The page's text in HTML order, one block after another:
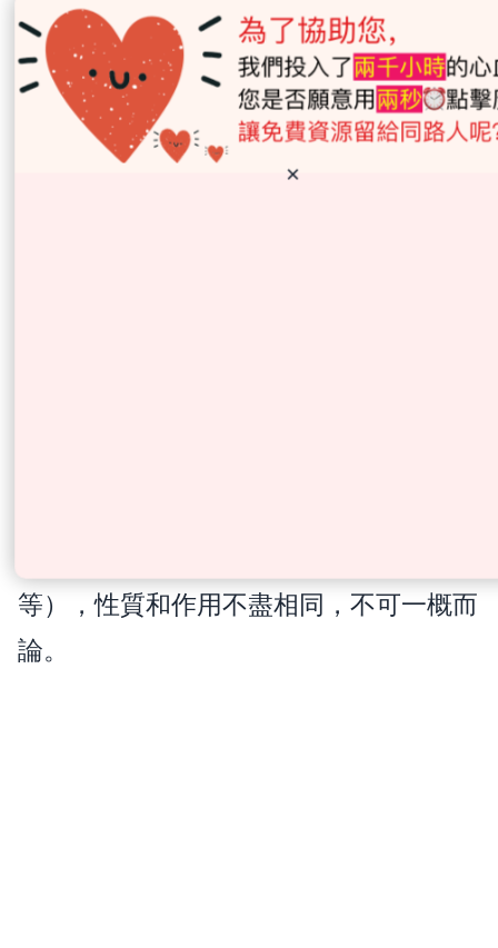
症。
潛在風險
風險
說明
可能降低血糖，與降糖藥或胰
等），性質和作用不盡相同，不可一概而
論。
×